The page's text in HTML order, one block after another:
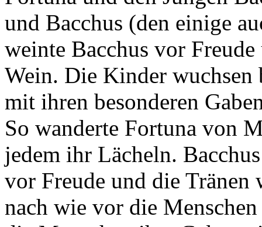
und Bacchus (den einige
weinte Bacchus vor
Wein. Die Kinder wuchsen
mit ihren besonderen
So wanderte Fortuna von
jedem ihr Lächeln.
vor Freude und die Tränen
nach wie vor die